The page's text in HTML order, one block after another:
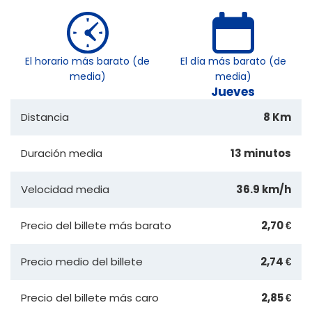
El horario más barato (de
media)
El día más barato (de
media)
Jueves
Distancia 8 Km
Duración media 13 minutos
Velocidad media 36.9 km/h
Precio del billete más barato 2,70 €
Precio medio del billete 2,74 €
Precio del billete más caro 2,85 €